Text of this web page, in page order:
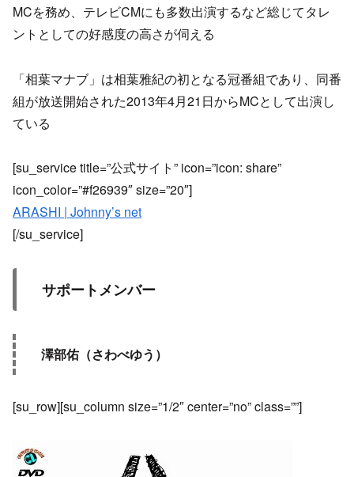
MCを務め、テレビCMにも多数出演するなど総じてタレ
ントとしての好感度の高さが伺える
「相葉マナブ」は相葉雅紀の初となる冠番組であり、同番
組が放送開始された2013年4月21日からMCとして出演し
ている
[su_service title=”公式サイト” icon=”icon: share”
icon_color=”#f26939″ size=”20″]
ARASHI | Johnny’s net
[/su_service]
サポートメンバー
澤部佑（さわべゆう）
[su_row][su_column size=”1/2″ center=”no” class=””]